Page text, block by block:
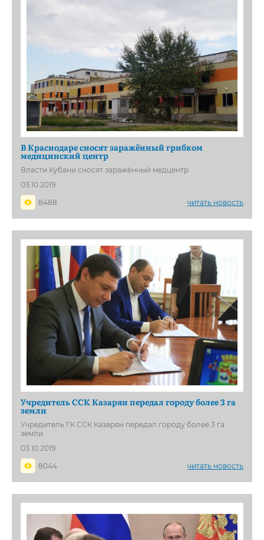
В Краснодаре сносят заражённый грибком
медицинский центр
Власти Кубани сносят заражённый медцентр
03.10.2019
8488
читать новость
Учредитель ССК Казарян передал городу более 3 га
земли
Учредитель ГК ССК Казарян передал городу более 3 га
земли
03.10.2019
8044
читать новость